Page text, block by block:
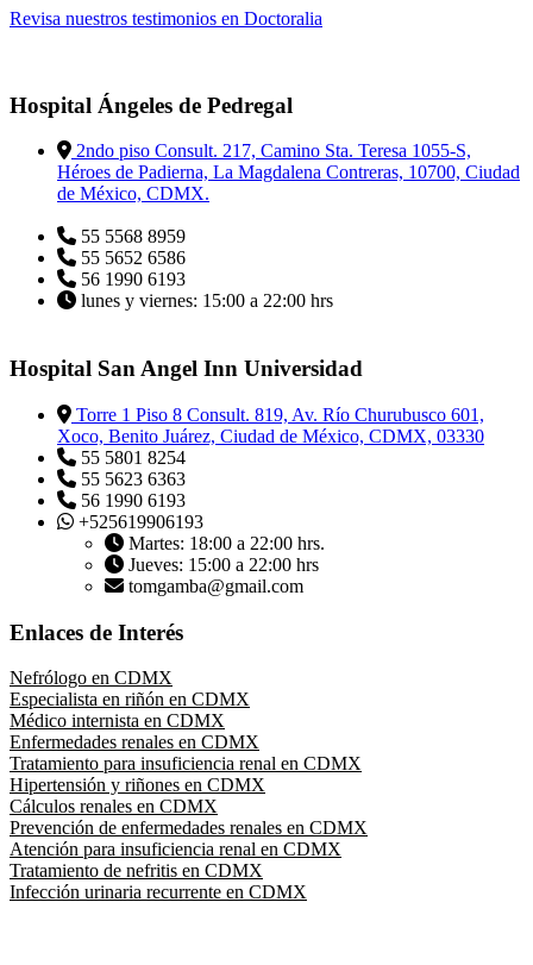
Revisa nuestros testimonios en Doctoralia
Hospital Ángeles de Pedregal
2ndo piso Consult. 217, Camino Sta. Teresa 1055-S,
Héroes de Padierna, La Magdalena Contreras, 10700, Ciudad
de México, CDMX.
55 5568 8959
55 5652 6586
56 1990 6193
lunes y viernes: 15:00 a 22:00 hrs
Hospital San Angel Inn Universidad
Torre 1 Piso 8 Consult. 819, Av. Río Churubusco 601,
Xoco, Benito Juárez, Ciudad de México, CDMX, 03330
55 5801 8254
55 5623 6363
56 1990 6193
+525619906193
Martes: 18:00 a 22:00 hrs.
Jueves: 15:00 a 22:00 hrs
tomgamba@gmail.com
Enlaces de Interés
Nefrólogo en CDMX
Especialista en riñón en CDMX
Médico internista en CDMX
Enfermedades renales en CDMX
Tratamiento para insuficiencia renal en CDMX
Hipertensión y riñones en CDMX
Cálculos renales en CDMX
Prevención de enfermedades renales en CDMX
Atención para insuficiencia renal en CDMX
Tratamiento de nefritis en CDMX
Infección urinaria recurrente en CDMX